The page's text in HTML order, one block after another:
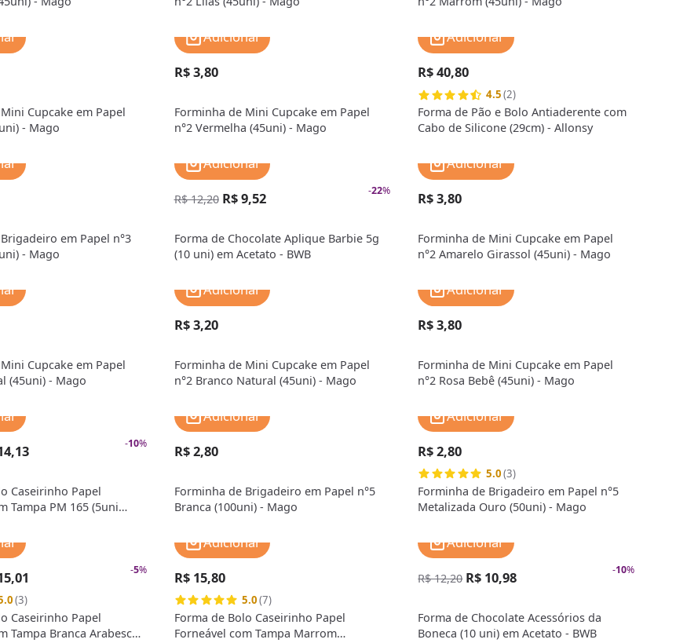
Cupcake em Papel
- Mago
R$ 3,80
Forminha de Mini Cupcake em Papel
n°2 Vermelha (45uni) - Mago
Adicionar
R$ 40,80
4.5(2)
Forma de Pão e Bolo Antiaderente com
Cabo de Silicone (29cm) - Allonsy
Adicionar
em Papel n°3
- Mago
-22%
R$ 12,20 R$ 9,52
Forma de Chocolate Aplique Barbie 5g
(10 uni) em Acetato - BWB
Adicionar
R$ 3,80
Forminha de Mini Cupcake em Papel
n°2 Amarelo Girassol (45uni) - Mago
Adicionar
Cupcake em Papel
(45uni) - Mago
R$ 3,20
Forminha de Mini Cupcake em Papel
n°2 Branco Natural (45uni) - Mago
Adicionar
R$ 3,80
Forminha de Mini Cupcake em Papel
n°2 Rosa Bebê (45uni) - Mago
Adicionar
-10%
Caseirinho Papel
Tampa PM 165 (5uni
R$ 2,80
Forminha de Brigadeiro em Papel n°5
Branca (100uni) - Mago
Adicionar
R$ 2,80
5.0(3)
Forminha de Brigadeiro em Papel n°5
Metalizada Ouro (50uni) - Mago
Adicionar
-5%
(3)
Caseirinho Papel
Tampa Branca Arabesco
R$ 15,80
5.0(7)
Forma de Bolo Caseirinho Papel
Forneável com Tampa Marrom
Adicionar
-10%
R$ 12,20 R$ 10,98
Forma de Chocolate Acessórios da
Boneca (10 uni) em Acetato - BWB
Adicionar